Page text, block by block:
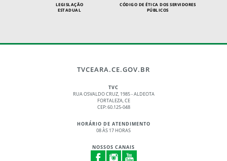
LEGISLAÇÃO
ESTADUAL
CÓDIGO DE ÉTICA DOS SERVIDORES
PÚBLICOS
TVCEARA.CE.GOV.BR
TVC
RUA OSVALDO CRUZ, 1985 - ALDEOTA
FORTALEZA, CE
CEP: 60.125-048
HORÁRIO DE ATENDIMENTO
08 ÀS 17 HORAS
NOSSOS CANAIS